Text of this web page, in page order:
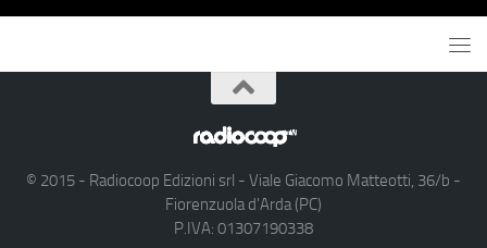
© 2015 - Radiocoop Edizioni srl - Viale Giacomo Matteotti, 36/b -
Fiorenzuola d'Arda (PC)
P.IVA: 01307190338